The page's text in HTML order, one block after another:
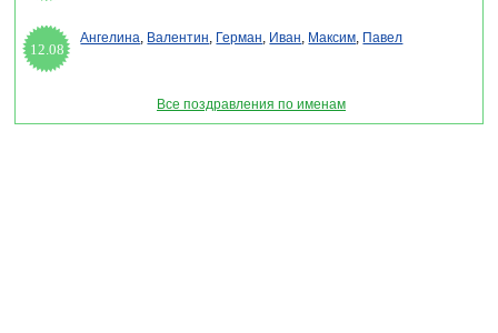
12.08
Ангелина, Валентин, Герман, Иван, Максим, Павел
Все поздравления по именам